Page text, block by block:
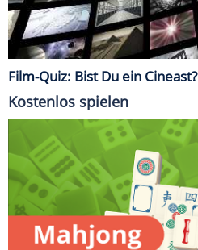
Film-Quiz: Bist Du ein Cineast?
Kostenlos spielen